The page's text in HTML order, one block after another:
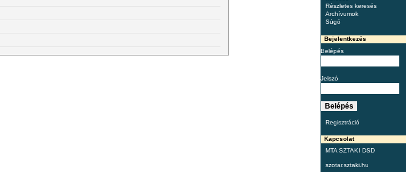
Részletes keresés
Archívumok
Súgó
Bejelentkezés
Belépés
Jelszó
Regisztráció
Kapcsolat
MTA SZTAKI DSD
szotar.sztaki.hu